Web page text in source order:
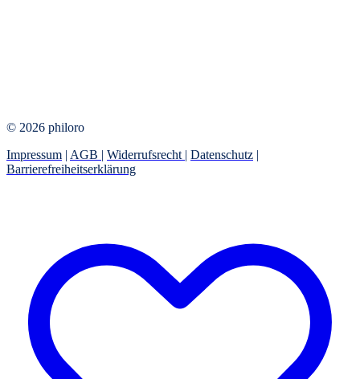
© 2026 philoro
Impressum | AGB | Widerrufsrecht | Datenschutz |
Barrierefreiheitserklärung